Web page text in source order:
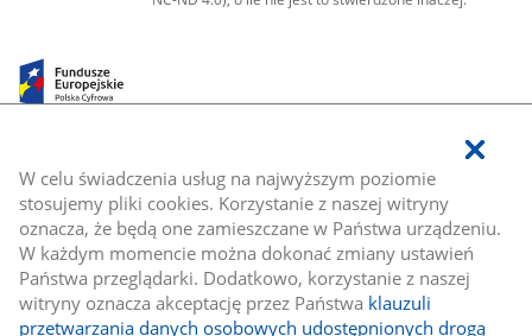
W celu świadczenia usług na najwyższym poziomie
stosujemy pliki cookies. Korzystanie z naszej witryny
oznacza, że będą one zamieszczane w Państwa urządzeniu.
W każdym momencie można dokonać zmiany ustawień
Państwa przeglądarki. Dodatkowo, korzystanie z naszej
witryny oznacza akceptację przez Państwa klauzuli
przetwarzania danych osobowych udostępnionych drogą